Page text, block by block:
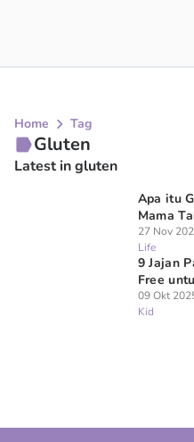
Home Tag
Gluten
Latest in gluten
Apa itu
Mama
27 Nov
Life
9 Jajan
Free
09 Okt
Kid